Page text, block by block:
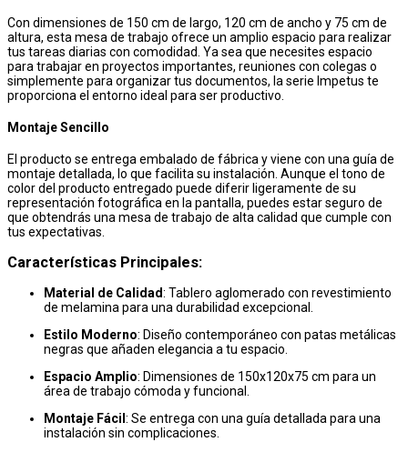
Con dimensiones de 150 cm de largo, 120 cm de ancho y 75 cm de
altura, esta mesa de trabajo ofrece un amplio espacio para realizar
tus tareas diarias con comodidad. Ya sea que necesites espacio
para trabajar en proyectos importantes, reuniones con colegas o
simplemente para organizar tus documentos, la serie Impetus te
proporciona el entorno ideal para ser productivo.
Montaje Sencillo
El producto se entrega embalado de fábrica y viene con una guía de
montaje detallada, lo que facilita su instalación. Aunque el tono de
color del producto entregado puede diferir ligeramente de su
representación fotográfica en la pantalla, puedes estar seguro de
que obtendrás una mesa de trabajo de alta calidad que cumple con
tus expectativas.
Características Principales:
Material de Calidad: Tablero aglomerado con revestimiento
de melamina para una durabilidad excepcional.
Estilo Moderno: Diseño contemporáneo con patas metálicas
negras que añaden elegancia a tu espacio.
Espacio Amplio: Dimensiones de 150x120x75 cm para un
área de trabajo cómoda y funcional.
Montaje Fácil : Se entrega con una guía detallada para una
instalación sin complicaciones.